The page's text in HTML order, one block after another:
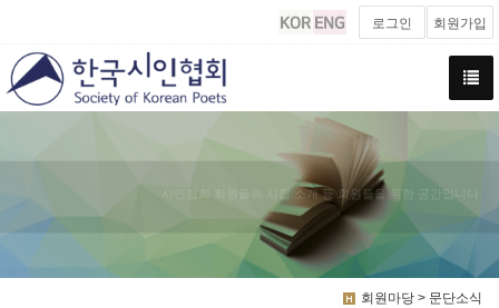
로그인 회원가입
시인협회 회원들의 시집 소개 등 회원들을 위한 공간입니다.
회원마당 > 문단소식